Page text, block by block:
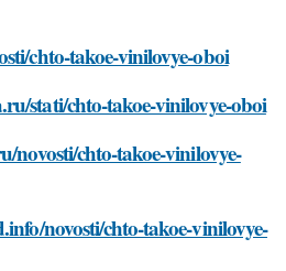
chto-takoe-vinilovye-oboi
stati/chto-takoe-vinilovye-oboi
novosti/chto-takoe-vinilovye-
novosti/chto-takoe-vinilovye-